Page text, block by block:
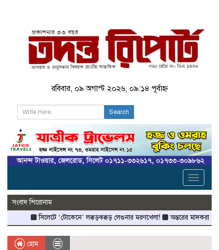
রবিবার, ০৯ অগাস্ট ২০২৬, ০৯:১৪ পূর্বাহ্ন
Search
Toggle
সংবাদ শিরোনাম
সিলেটে ‘টোকেনে’ লক্কড়ঝক্কড় লেগুনার মরণখেলা!
অন্তরের মাদকরাজ্যে
হোম